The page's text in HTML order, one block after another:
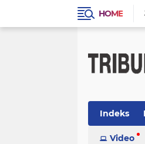
HOME
Indeks
Video